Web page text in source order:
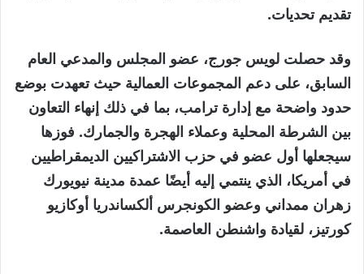
تقديم تحديات.
وقد حصلت لويس جورج، عضو المجلس والمدعي العام
السابق، على دعم المجموعات العمالية حيث تعهدت بوضع
حدود واضحة مع إدارة ترامب، بما في ذلك إنهاء التعاون
بين الشرطة المحلية وعملاء الهجرة والجمارك. فوزها
سيجعلها أول عضو في حزب الاشتراكيين الديمقراطيين
في أمريكا، الذي ينتمي إليه أيضًا عمدة مدينة نيويورك
زهران ممداني وعضو الكونجرس ألكساندريا أوكازيو
كورتيز، لقيادة واشنطن العاصمة.